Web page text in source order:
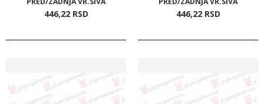
446,22 RSD 446,22 RSD